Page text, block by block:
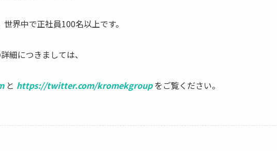
界中で正社員100名以上です。
細につきましては、
と https://twitter.com/kromekgroupをご覧ください。